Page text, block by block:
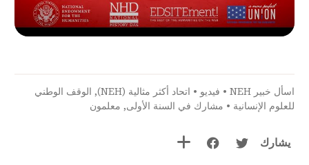
اسأل خبير NEH • فيديو • اتحاد أكثر مثالية (NEH) , الوقف الوطني
للعلوم الإنسانية • مشارك في السنة الأولى, معلمون
يشارك